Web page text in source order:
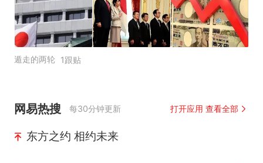
遁走的两轮 1跟贴
网易热搜 每30分钟更新 打开应用 查看全部
东方之约 相约未来